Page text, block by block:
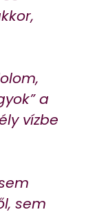
a
vízbe
sem